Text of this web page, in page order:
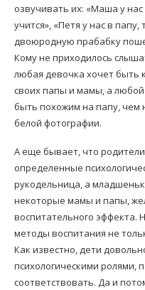
озвучивать их: «Маша у
учится», «Петя у нас в
двоюродную прабабку
Кому не приходилось
любая девочка хочет быть
своих папы и мамы, а
быть похожим на папу, чем
белой фотографии.
А еще бывает, что
определенные
рукодельница, а
некоторые мамы и папы,
воспитательного эффекта.
методы воспитания не
Как известно, дети
психологическими ролями,
соответствовать. Да и